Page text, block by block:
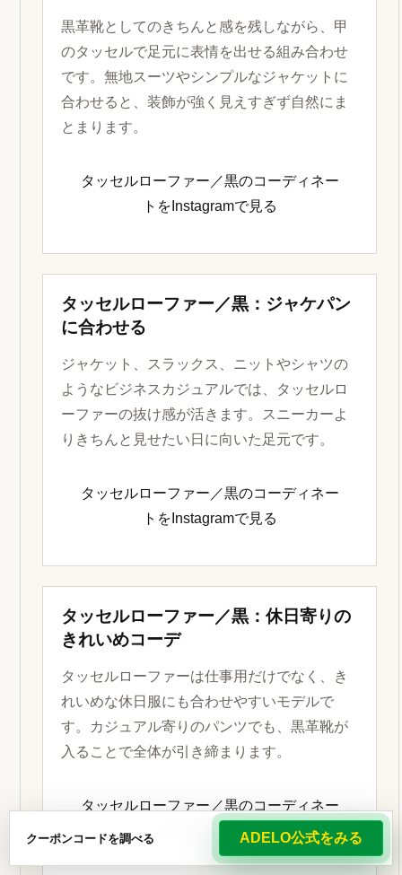
黒革靴としてのきちんと感を残しながら、甲
のタッセルで足元に表情を出せる組み合わせ
です。無地スーツやシンプルなジャケットに
合わせると、装飾が強く見えすぎず自然にま
とまります。
タッセルローファー／黒のコーディネー
トをInstagramで見る
タッセルローファー／黒：ジャケパン
に合わせる
ジャケット、スラックス、ニットやシャツの
ようなビジネスカジュアルでは、タッセルロ
ーファーの抜け感が活きます。スニーカーよ
りきちんと見せたい日に向いた足元です。
タッセルローファー／黒のコーディネー
トをInstagramで見る
タッセルローファー／黒：休日寄りの
きれいめコーデ
タッセルローファーは仕事用だけでなく、き
れいめな休日服にも合わせやすいモデルで
す。カジュアル寄りのパンツでも、黒革靴が
入ることで全体が引き締まります。
タッセルローファー／黒のコーディネー
トをInstagramで見る
クーポンコードを調べる ADELO公式をみる